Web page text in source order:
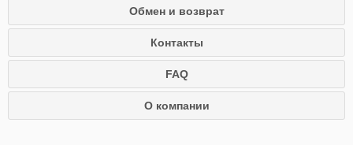
Обмен и возврат
Контакты
FAQ
О компании